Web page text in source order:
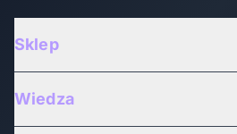
Sklep
Wiedza